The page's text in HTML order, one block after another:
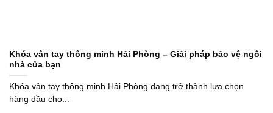
Khóa vân tay thông minh Hải Phòng – Giải pháp bảo vệ ngôi
nhà của bạn
Khóa vân tay thông minh Hải Phòng đang trở thành lựa chọn
hàng đầu cho...